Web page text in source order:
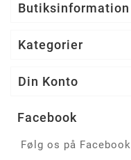
Butiksinformation
Kategorier
Din Konto
Facebook
Følg os på Facebook